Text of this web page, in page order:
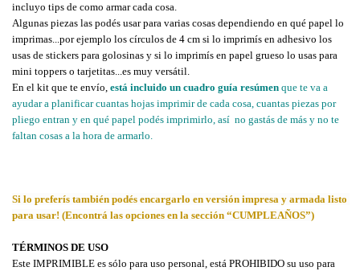
incluyo tips de como armar cada cosa.
Algunas piezas las podés usar para varias cosas dependiendo en qué papel lo
imprimas...por ejemplo los círculos de 4 cm si lo imprimís en adhesivo los
usas de stickers para golosinas y si lo imprimís en papel grueso lo usas para
mini toppers o tarjetitas...es muy versátil.
En el kit que te envío, está incluido un cuadro guía resúmen que te va a
ayudar a planificar cuantas hojas imprimir de cada cosa, cuantas piezas por
pliego entran y en qué papel podés imprimirlo, así  no gastás de más y no te
faltan cosas a la hora de armarlo.
Si lo preferís también podés encargarlo en versión impresa y armada listo
para usar! (Encontrá las opciones en la sección “CUMPLEAÑOS”)
TÉRMINOS DE USO
Este IMPRIMIBLE es sólo para uso personal, está PROHIBIDO su uso para